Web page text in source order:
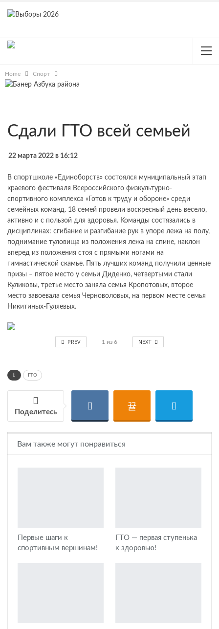
Home Спорт
Сдали ГТО всей семьей
22 марта 2022 в 16:12
В спортшколе «Единоборств» состоялся муниципальный этап
краевого фестиваля Всероссийского физкультурно-
спортивного комплекса «Готов к труду и обороне» среди
семейных команд. 18 семей провели воскресный день весело,
активно и с пользой для здоровья. Команды состязались в
дисциплинах: сгибание и разгибание рук в упоре лежа на полу,
поднимание туловища из положения лежа на спине, наклон
вперед из положения стоя с прямыми ногами на
гимнастической скамье. Пять лучших команд получили ценные
призы – пятое место у семьи Диденко, четвертыми стали
Куликовы, третье место заняла семья Кропотовых, второе
место завоевала семья Черноволовых, на первом месте семья
Никитиных-Гуляевых.
PREV 1 из 6 NEXT
ГТО
Поделитесь
Вам также могут понравиться
Первые шаги к
спортивным вершинам!
ГТО — первая ступенька
к здоровью!